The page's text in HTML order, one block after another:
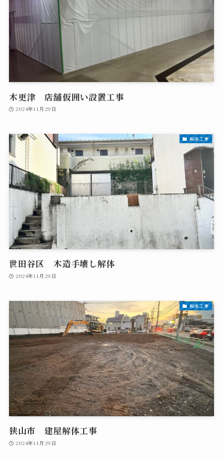
木更津 店舗仮囲い設置工事
2024年11月29日
解体工事
世田谷区 木造手壊し解体
2024年11月29日
解体工事
狭山市 建屋解体工事
2024年11月29日